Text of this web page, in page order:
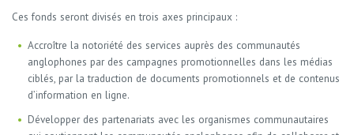
Ces fonds seront divisés en trois axes principaux :
Accroître la notoriété des services auprès des communautés
anglophones par des campagnes promotionnelles dans les médias
ciblés, par la traduction de documents promotionnels et de contenus
d’information en ligne.
Développer des partenariats avec les organismes communautaires